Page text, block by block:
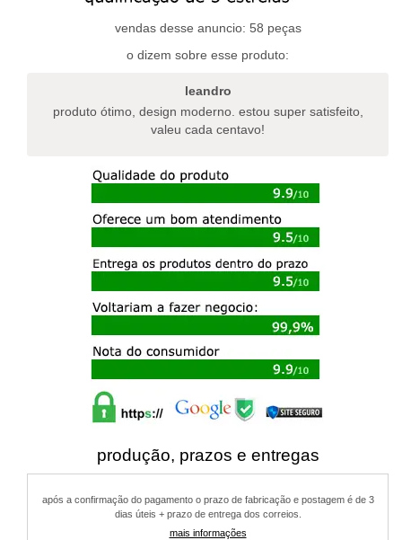
escolhidas
página
escolhidas
página
vendas desse anuncio: 58 peças
o dizem sobre esse produto:
leandro
produto ótimo, design moderno. estou super satisfeito,
valeu cada centavo!
produção, prazos e entregas
após a confirmação do pagamento o prazo de fabricação e postagem é de 3
dias úteis + prazo de entrega dos correios.
mais informações